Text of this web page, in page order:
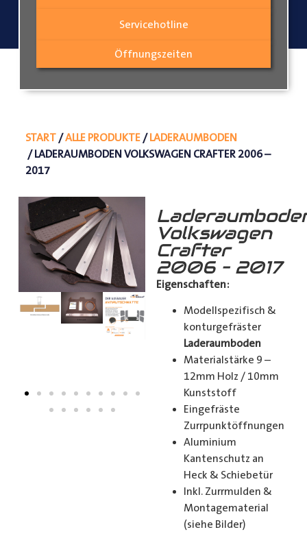
Servicehotline
Öffnungszeiten
START/ALLE PRODUKTE/LADERAUMBODEN
/ LADERAUMBODEN VOLKSWAGEN CRAFTER 2006 –
2017
Volkswagen
Crafter
2006 – 2017
Eigenschaften:
Modellspezifisch &
konturgefräster
Laderaumboden
Materialstärke 9 –
12mm Holz / 10mm
Kunststoff
Eingefräste
Zurrpunktöffnungen
Aluminium
Kantenschutz an
Heck & Schiebetür
Inkl. Zurrmulden &
Montagematerial
(siehe Bilder)